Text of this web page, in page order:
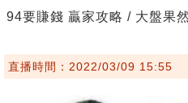
94要賺錢 贏家攻略 / 大盤果
直播時間：2022/03/09 15:55